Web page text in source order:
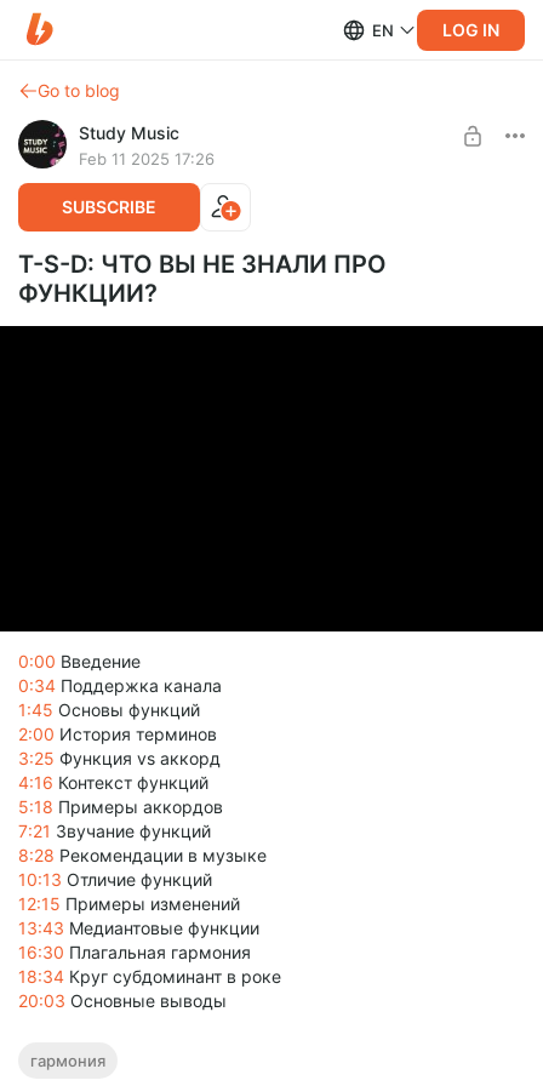
EN LOG IN
Go to blog
Study Music
Feb 11 2025 17:26
SUBSCRIBE
T-S-D: ЧТО ВЫ НЕ ЗНАЛИ ПРО
ФУНКЦИИ?
0:00 Введение
0:34 Поддержка канала
1:45 Основы функций
2:00 История терминов
3:25 Функция vs аккорд
4:16 Контекст функций
5:18 Примеры аккордов
7:21 Звучание функций
8:28 Рекомендации в музыке
10:13 Отличие функций
12:15 Примеры изменений
13:43 Медиантовые функции
16:30 Плагальная гармония
18:34 Круг субдоминант в роке
20:03 Основные выводы
гармония